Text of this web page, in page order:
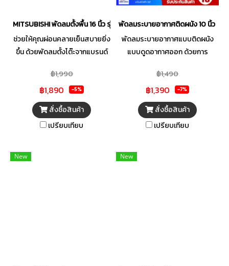
MITSUBISHI พัดลมตั้งพื้น 16 นิ้ว รุ่น LV16-GA CY
ช่วยให้คุณผ่อนคลายเย็นสบายยิ่ง
ขึ้น ด้วยพัดลมตั้งโต๊ะจากแบรนด์
เรียบหรูทันสมัย มีใบพัดขนาดใหญ่
สามารถกระจายแรงลมได้ทั่วถึง 3
ระดับ ปลอดภัยยิ่งขึ้นด้วยระบบเท
อร์มอลฟิวส์ ที่จะช่วยตัดการ
ทำงานเมื่ออุณหภูมิมอเตอร์สูง
มีระบบเคอร์เร็นท์ฟิวส์ ที่ช่วยตัด
฿1,990
฿1,890 -5%
สั่งซื้อสินค้า
เปรียบเทียบ
พัดลมระบายอากาศติดผนัง 10 นิ้ว
พัดลมระบายอากาศแบบติดผนัง
แบบดูดอากาศออก ด้วยการ
ได้ดียิ่งขึ้น ลมแรงสม่ำเสมอ และ
ทำงานเงียบ ไร้เสียงรบกวน ดีไซน์
หน้ากากตะแกรง พร้อมลิขสิทธิ์
เฉพาะสามารถถอดล้างทำความ
สะอาดได้ง่าย
฿1,490
฿1,390 -7%
สั่งซื้อสินค้า
เปรียบเทียบ
New New